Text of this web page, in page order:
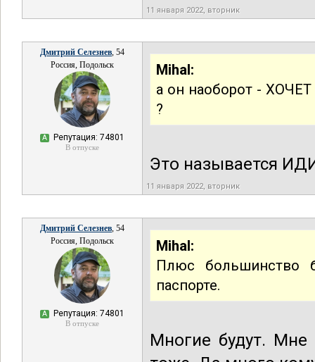
11 января 2022, вторник
Дмитрий Селезнев, 54
Россия, Подольск
А Репутация: 74801
В отпуске
Mihal:
а он наоборот -
?
Это называется
11 января 2022, вторник
Дмитрий Селезнев, 54
Россия, Подольск
А Репутация: 74801
В отпуске
Mihal:
Плюс большинство
паспорте.
Многие будут.